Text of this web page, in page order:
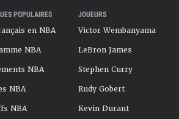
POPULAIRES
en NBA
NBA
NBA
NBA
NBA
JOUEURS
Victor Wembanyama
LeBron James
Stephen Curry
Rudy Gobert
Kevin Durant